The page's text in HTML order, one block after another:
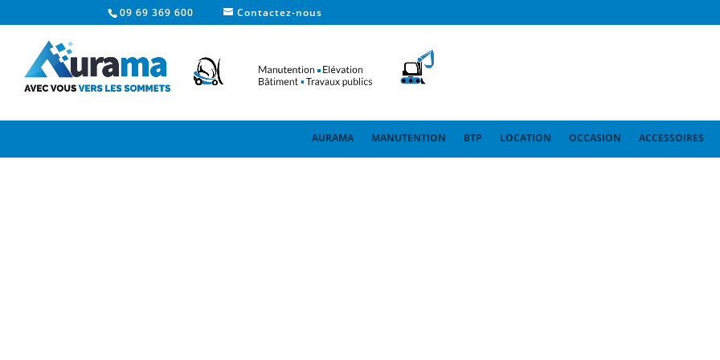
09 69 369 600 Contactez-nous
AURAMA MANUTENTION BTP LOCATION OCCASION ACCESSOIRES